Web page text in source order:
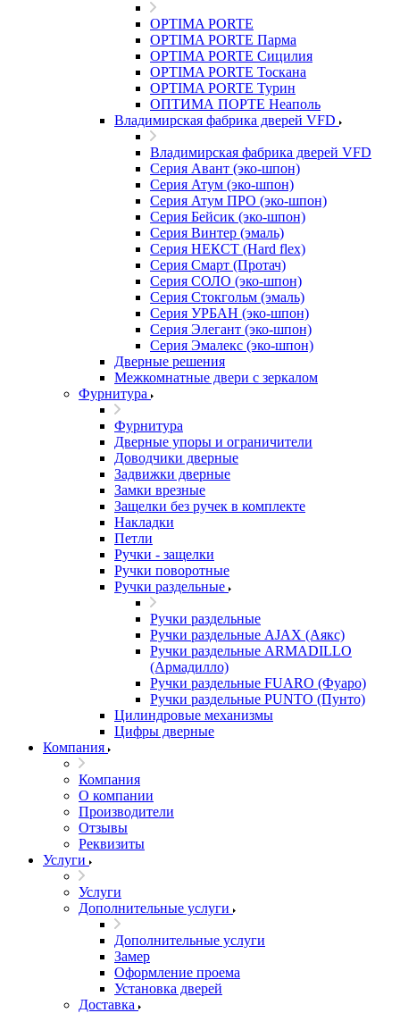
OPTIMA PORTE
OPTIMA PORTE Парма
OPTIMA PORTE Сицилия
OPTIMA PORTE Тоскана
OPTIMA PORTE Турин
ОПТИМА ПОРТЕ Неаполь
Владимирская фабрика дверей VFD
Владимирская фабрика дверей VFD
Серия Авант (эко-шпон)
Серия Атум (эко-шпон)
Серия Атум ПРО (эко-шпон)
Серия Бейсик (эко-шпон)
Серия Винтер (эмаль)
Серия НЕКСТ (Hard flex)
Серия Смарт (Протач)
Серия СОЛО (эко-шпон)
Серия Стокгольм (эмаль)
Серия УРБАН (эко-шпон)
Серия Элегант (эко-шпон)
Серия Эмалекс (эко-шпон)
Дверные решения
Межкомнатные двери c зеркалом
Фурнитура
Фурнитура
Дверные упоры и ограничители
Доводчики дверные
Задвижки дверные
Замки врезные
Защелки без ручек в комплекте
Накладки
Петли
Ручки - защелки
Ручки поворотные
Ручки раздельные
Ручки раздельные
Ручки раздельные AJAX (Аякс)
Ручки раздельные ARMADILLO
(Армадилло)
Ручки раздельные FUARO (Фуаро)
Ручки раздельные PUNTO (Пунто)
Цилиндровые механизмы
Цифры дверные
Компания
Компания
О компании
Производители
Отзывы
Реквизиты
Услуги
Услуги
Дополнительные услуги
Дополнительные услуги
Замер
Оформление проема
Установка дверей
Доставка